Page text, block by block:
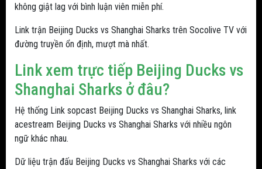
không giật lag với bình luận viên miễn phí.
Link trận Beijing Ducks vs Shanghai Sharks trên Socolive TV với
đường truyền ổn định, mượt mà nhất.
Link xem trực tiếp Beijing Ducks vs
Shanghai Sharks ở đâu?
Hệ thống Link sopcast Beijing Ducks vs Shanghai Sharks, link
acestream Beijing Ducks vs Shanghai Sharks với nhiều ngôn
ngữ khác nhau.
Dữ liệu trận đấu Beijing Ducks vs Shanghai Sharks với các